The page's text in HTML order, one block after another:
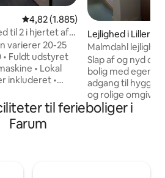
4,82 ud af 5 i gennemsnitlig
4,82 (1.885)
til 2 i hjertet af
varierer 20-25
• Fuldt udstyret
• Lokal
inkluderet •
til
• Co-working-
• Kontaktløs
Lejlighed i Lillerød
Malmdahl
Slap af og nyd dit
bolig med egen
adgang til
og rolige omgivelser.
udstyret med en 200x220cm
dobbeltseng og
til ferieboliger i
Farum